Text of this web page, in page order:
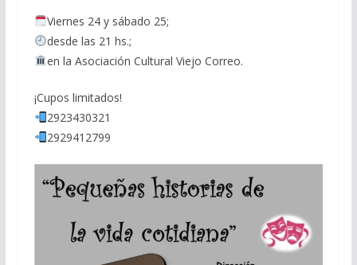
Viernes 24 y sábado 25;
desde las 21 hs.;
en la Asociación Cultural Viejo Correo.
¡Cupos limitados!
2923430321
2929412799